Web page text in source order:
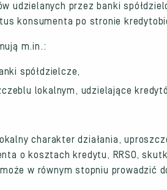
udzielanych przez banki
konsumenta po stronie
m.in.:
spółdzielcze,
lokalnym, udzielające
charakter działania,
o kosztach kredytu, RRSO,
w równym stopniu prowadzić